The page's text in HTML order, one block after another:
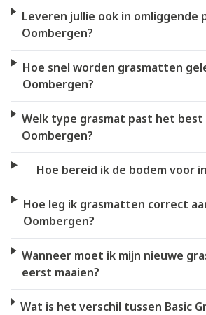
Leveren jullie ook in omliggende
Oombergen?
Hoe snel worden grasmatten
Oombergen?
Welk type grasmat past het
Oombergen?
Hoe bereid ik de bodem voor
Hoe leg ik grasmatten correct
Oombergen?
Wanneer moet ik mijn nieuwe
eerst maaien?
Wat is het verschil tussen Basic